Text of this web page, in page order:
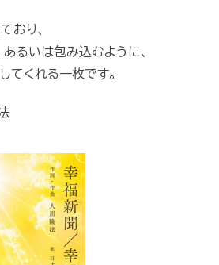
おり、
るいは包み込むように、
てくれる一枚です。